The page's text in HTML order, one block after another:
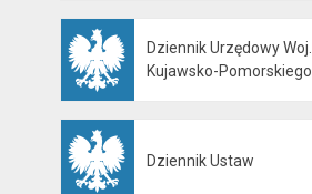
Dziennik Urzędowy Woj.
Kujawsko-Pomorskiego
Dziennik Ustaw